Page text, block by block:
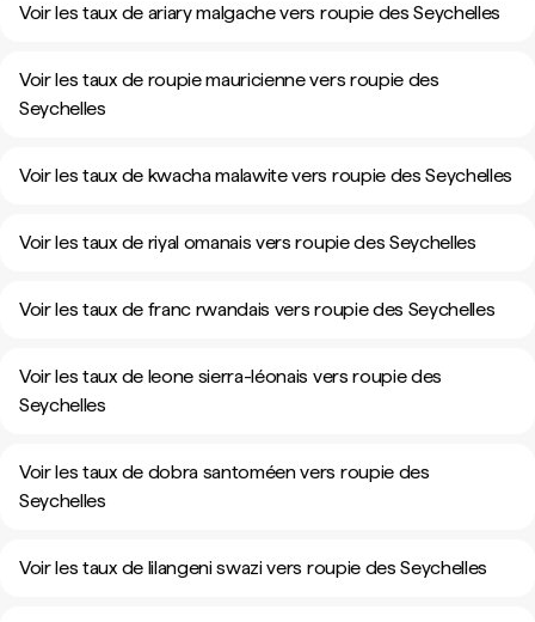
Voir les taux de ariary malgache vers roupie des Seychelles
Voir les taux de roupie mauricienne vers roupie des
Seychelles
Voir les taux de kwacha malawite vers roupie des Seychelles
Voir les taux de riyal omanais vers roupie des Seychelles
Voir les taux de franc rwandais vers roupie des Seychelles
Voir les taux de leone sierra-léonais vers roupie des
Seychelles
Voir les taux de dobra santoméen vers roupie des
Seychelles
Voir les taux de lilangeni swazi vers roupie des Seychelles